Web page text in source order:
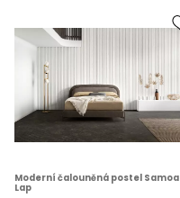
Moderní čalouněná postel Samoa
Lap